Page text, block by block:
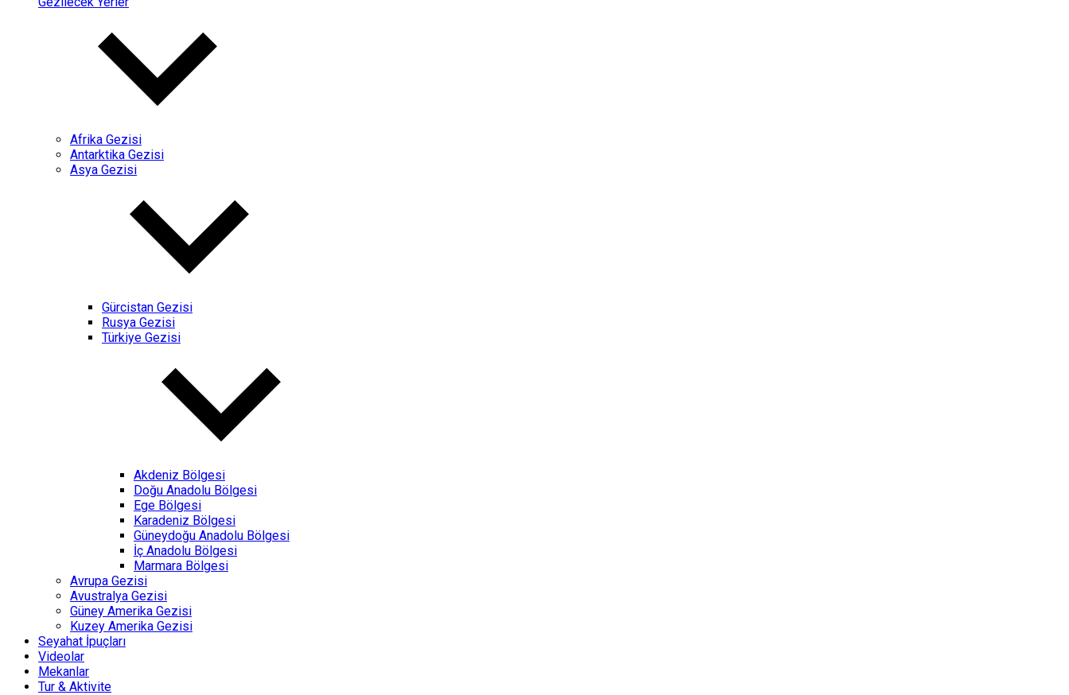
Afrika Gezisi
Antarktika Gezisi
Asya Gezisi
Gürcistan Gezisi
Rusya Gezisi
Türkiye Gezisi
Akdeniz Bölgesi
Doğu Anadolu Bölgesi
Ege Bölgesi
Karadeniz Bölgesi
Güneydoğu Anadolu Bölgesi
İç Anadolu Bölgesi
Marmara Bölgesi
Avrupa Gezisi
Avustralya Gezisi
Güney Amerika Gezisi
Kuzey Amerika Gezisi
Seyahat İpuçları
Videolar
Mekanlar
Tur & Aktivite